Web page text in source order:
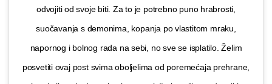
odvojiti od svoje biti. Za to je potrebno puno hrabrosti,
suočavanja s demonima, kopanja po vlastitom mraku,
napornog i bolnog rada na sebi, no sve se isplatilo. Želim
posvetiti ovaj post svima oboljelima od poremećaja prehrane,